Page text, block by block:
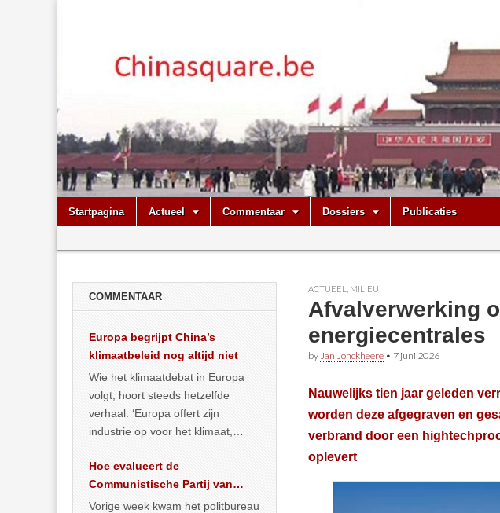
Chinasquare.be
Main
menu
Skip
Startpagina Actueel Commentaar Dossiers Publicaties
menu
ACTUEEL MILIEU
Afvalverwerking
energiecentrales
by Jan Jonckheere • 7 juni 2026
Nauwelijks tien jaar geleden
worden deze afgegraven en
verbrand door een
oplevert
COMMENTAAR
Europa begrijpt China’s
klimaatbeleid nog altijd niet
Wie het klimaatdebat in Europa
volgt, hoort steeds hetzelfde
verhaal. ‘Europa offert zijn
industrie op voor het klimaat,
vergroening… >> lees meer
Hoe evalueert de
Communistische Partij van
China de economische
Vorige week kwam het politbureau